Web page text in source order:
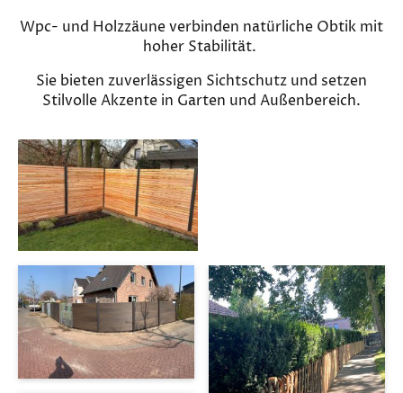
Wpc- und Holzzäune verbinden natürliche Obtik mit
hoher Stabilität.
Sie bieten zuverlässigen Sichtschutz und setzen
Stilvolle Akzente in Garten und Außenbereich.